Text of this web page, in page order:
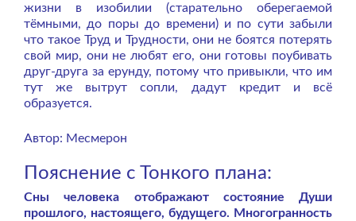
жизни в изобилии (старательно оберегаемой
тёмными, до поры до времени) и по сути забыли
что такое Труд и Трудности, они не боятся потерять
свой мир, они не любят его, они готовы поубивать
друг-друга за ерунду, потому что привыкли, что им
тут же вытрут сопли, дадут кредит и всё
образуется.
Автор: Месмерон
Пояснение с Тонкого плана:
Сны человека отображают состояние Души
прошлого, настоящего, будущего. Многогранность